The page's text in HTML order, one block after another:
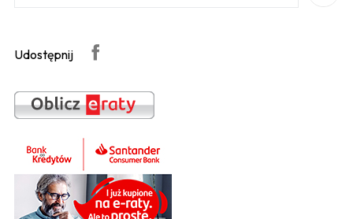
Udostępnij